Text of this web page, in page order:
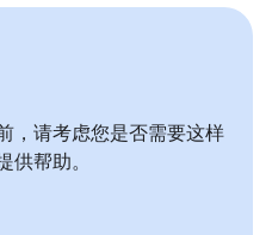
，请考虑您是否需要这样
帮助。